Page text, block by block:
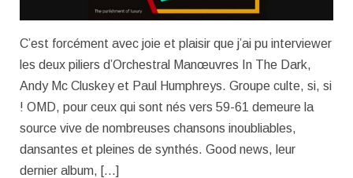
C’est forcément avec joie et plaisir que j’ai pu interviewer
les deux piliers d’Orchestral Manœuvres In The Dark,
Andy Mc Cluskey et Paul Humphreys. Groupe culte, si, si
! OMD, pour ceux qui sont nés vers 59-61 demeure la
source vive de nombreuses chansons inoubliables,
dansantes et pleines de synthés. Good news, leur
dernier album, […]